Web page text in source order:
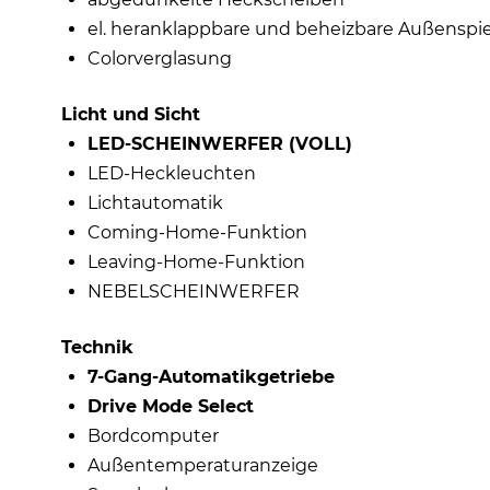
el. heranklappbare und beheizbare
Colorverglasung
Licht und Sicht
LED-SCHEINWERFER (VOLL)
LED-Heckleuchten
Lichtautomatik
Coming-Home-Funktion
Leaving-Home-Funktion
NEBELSCHEINWERFER
Technik
7-Gang-Automatikgetriebe
Drive Mode Select
Bordcomputer
Außentemperaturanzeige